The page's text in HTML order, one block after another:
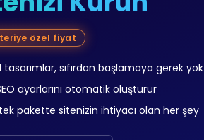
özel fiyat
sıfırdan başlamaya gerek yok
ayarlarını otomatik oluşturur
pakette sitenizin ihtiyacı olan her şey